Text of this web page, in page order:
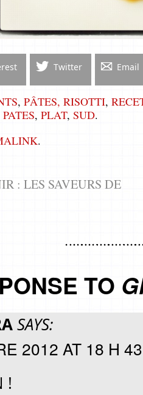
Twitter Email
, PÂTES, RISOTTI,
PATES, PLAT, SUD.
.
: LES SAVEURS DE
TO
SAYS:
2012 AT 18 H
!